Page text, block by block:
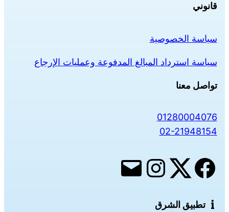
قانوني
سياسة الخصوصية
سياسة استرداد المبالغ المدفوعة وعمليات الإرجاع
تواصل معنا
01280004076
02-21948154
تطبيق الشرق